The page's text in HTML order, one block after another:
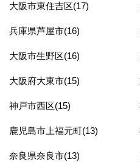
大阪市東住吉区(17)
兵庫県芦屋市(16)
大阪市生野区(16)
大阪府大東市(15)
神戸市西区(15)
鹿児島市上福元町(13)
奈良県奈良市(13)